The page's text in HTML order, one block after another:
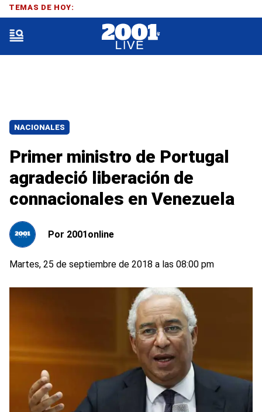
NACIONALES
Primer ministro de Portugal
agradeció liberación de
connacionales en Venezuela
Por 2001online
Martes, 25 de septiembre de 2018 a las 08:00 pm
TEMAS DE HOY: